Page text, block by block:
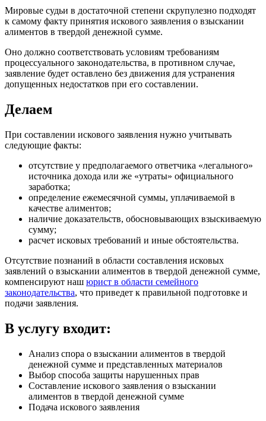
Мировые судьи в достаточной степени скрупулезно подходят
к самому факту принятия искового заявления о взыскании
алиментов в твердой денежной сумме.
Оно должно соответствовать условиям требованиям
процессуального законодательства, в противном случае,
заявление будет оставлено без движения для устранения
допущенных недостатков при его составлении.
Делаем
При составлении искового заявления нужно учитывать
следующие факты:
отсутствие у предполагаемого ответчика «легального»
источника дохода или же «утраты» официального
заработка;
определение ежемесячной суммы, уплачиваемой в
качестве алиментов;
наличие доказательств, обосновывающих взыскиваемую
сумму;
расчет исковых требований и иные обстоятельства.
Отсутствие познаний в области составления исковых
заявлений о взыскании алиментов в твердой денежной сумме,
компенсируют наш юрист в области семейного
законодательства, что приведет к правильной подготовке и
подачи заявления.
В услугу входит:
Анализ спора о взыскании алиментов в твердой
денежной сумме и представленных материалов
Выбор способа защиты нарушенных прав
Составление искового заявления о взыскании
алиментов в твердой денежной сумме
Подача искового заявления